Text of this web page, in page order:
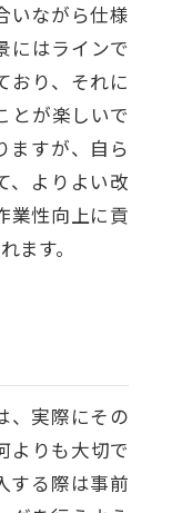
いながら仕様
にはラインで
おり、それに
とが楽しいで
ますが、自ら
、よりよい改
業性向上に貢
ます。
、実際にその
よりも大切で
する際は事前